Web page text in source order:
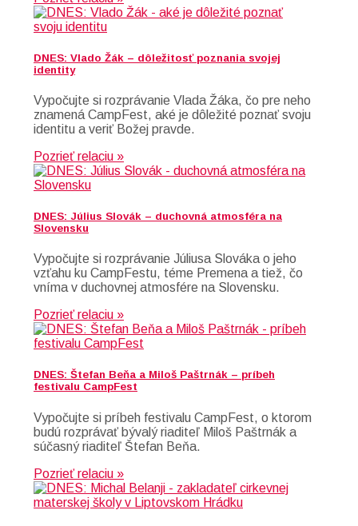
DNES: Vlado Žák – dôležitosť poznania svojej
identity
Vypočujte si rozprávanie Vlada Žáka, čo pre neho
znamená CampFest, aké je dôležité poznať svoju
identitu a veriť Božej pravde.
Pozrieť relaciu »
DNES: Július Slovák – duchovná atmosféra na
Slovensku
Vypočujte si rozprávanie Júliusa Slováka o jeho
vzťahu ku CampFestu, téme Premena a tiež, čo
vníma v duchovnej atmosfére na Slovensku.
Pozrieť relaciu »
DNES: Štefan Beňa a Miloš Paštrnák – príbeh
festivalu CampFest
Vypočujte si príbeh festivalu CampFest, o ktorom
budú rozprávať bývalý riaditeľ Miloš Paštrnák a
súčasný riaditeľ Štefan Beňa.
Pozrieť relaciu »